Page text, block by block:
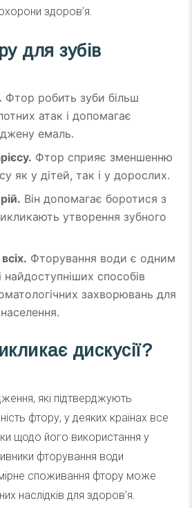
здоров’я.
для зубів
Фтор робить зуби більш
атак і допомагає
емаль.
Фтор сприяє зменшенню
як у дітей, так і у дорослих.
Він допомагає боротися з
утворення зубного
Фторування води є одним
найдоступніших способів
захворювань для
дискусії?
які підтверджують
фтору, у деяких країнах все
щодо його використання у
фторування води
споживання фтору може
наслідків для здоров’я.